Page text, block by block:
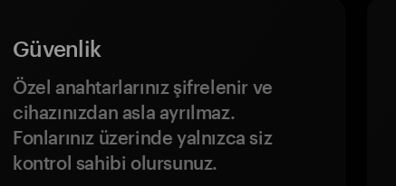
Güvenlik
Özel anahtarlarınız şifrelenir ve
cihazınızdan asla ayrılmaz.
Fonlarınız üzerinde yalnızca siz
kontrol sahibi olursunuz.